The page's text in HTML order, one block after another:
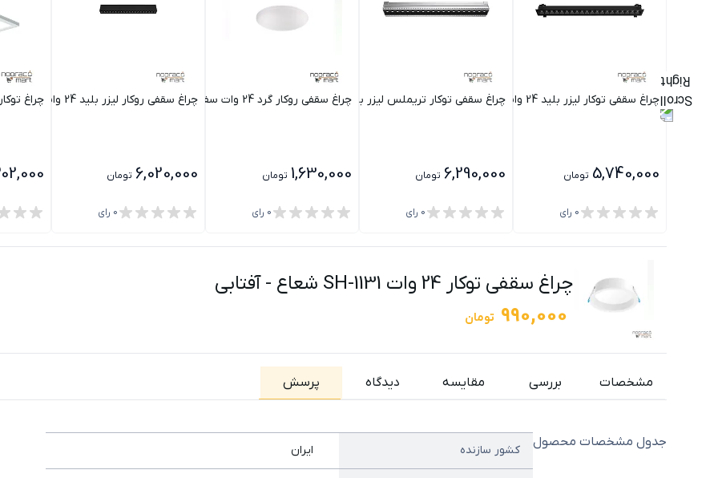
چراغ سقفی توکار لیزر بلید 24 وات SH- 6801 شعاع
5,740,000 تومان
0 رای
چراغ سقفی توکار تریملس لیزر بلید 24 وات SH- 6803 شعاع
6,290,000 تومان
0 رای
چراغ سقفی روکار گرد 24 وات سفید SH-1115 شعاع
1,630,000 تومان
0 رای
چراغ سقفی روکار لیزر بلید 24 وات SH- 6802 شعاع
6,020,000 تومان
0 رای
چراغ توکار پارمیدا 24
چراغ سقفی توکار 24 وات SH-1131 شعاع -آفتابی
990,000 تومان
مشخصات بررسی مقایسه دیدگاه پرسش
جدول مشخصات محصول
کشور سازنده ایران